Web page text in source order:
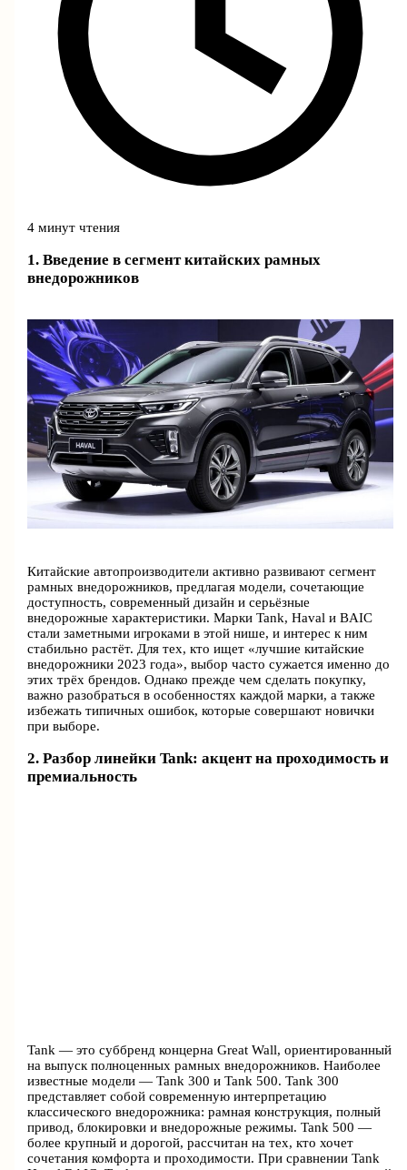
4 минут чтения
1. Введение в сегмент китайских рамных
внедорожников
Китайские автопроизводители активно развивают сегмент
рамных внедорожников, предлагая модели, сочетающие
доступность, современный дизайн и серьёзные
внедорожные характеристики. Марки Tank, Haval и BAIC
стали заметными игроками в этой нише, и интерес к ним
стабильно растёт. Для тех, кто ищет «лучшие китайские
внедорожники 2023 года», выбор часто сужается именно до
этих трёх брендов. Однако прежде чем сделать покупку,
важно разобраться в особенностях каждой марки, а также
избежать типичных ошибок, которые совершают новички
при выборе.
2. Разбор линейки Tank: акцент на проходимость и
премиальность
Tank — это суббренд концерна Great Wall, ориентированный
на выпуск полноценных рамных внедорожников. Наиболее
известные модели — Tank 300 и Tank 500. Tank 300
представляет собой современную интерпретацию
классического внедорожника: рамная конструкция, полный
привод, блокировки и внедорожные режимы. Tank 500 —
более крупный и дорогой, рассчитан на тех, кто хочет
сочетания комфорта и проходимости. При сравнении Tank